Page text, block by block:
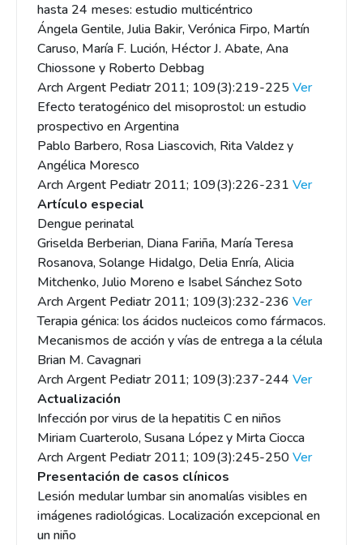
hasta 24 meses: estudio multicéntrico
Ángela Gentile, Julia Bakir, Verónica Firpo, Martín
Caruso, María F. Lución, Héctor J. Abate, Ana
Chiossone y Roberto Debbag
Arch Argent Pediatr 2011; 109(3):219-225Ver
Efecto teratogénico del misoprostol: un estudio
prospectivo en Argentina
Pablo Barbero, Rosa Liascovich, Rita Valdez y
Angélica Moresco
Arch Argent Pediatr 2011; 109(3):226-231 Ver
Artículo especial
Dengue perinatal
Griselda Berberian, Diana Fariña, María Teresa
Rosanova, Solange Hidalgo, Delia Enría, Alicia
Mitchenko, Julio Moreno e Isabel Sánchez Soto
Arch Argent Pediatr 2011; 109(3):232-236 Ver
Terapia génica: los ácidos nucleicos como fármacos.
Mecanismos de acción y vías de entrega a la célula
Brian M. Cavagnari
Arch Argent Pediatr 2011; 109(3):237-244 Ver
Actualización
Infección por virus de la hepatitis C en niños
Miriam Cuarterolo, Susana López y Mirta Ciocca
Arch Argent Pediatr 2011; 109(3):245-250Ver
Presentación de casos clínicos
Lesión medular lumbar sin anomalías visibles en
imágenes radiológicas. Localización excepcional en
un niño